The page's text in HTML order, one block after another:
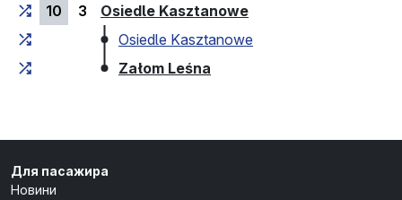
10
3 Osiedle Kasztanowe(кінцева зупинка)
Osiedle Kasztanowe
Załom Leśna
Для пасажира
Новини